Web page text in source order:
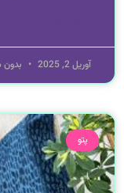
آوریل 2, 2025 بدون
پتو